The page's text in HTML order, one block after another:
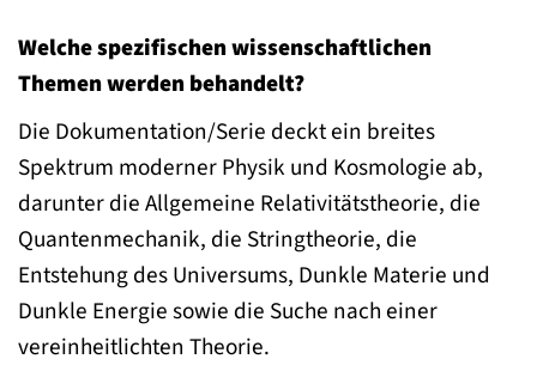
Welche spezifischen wissenschaftlichen
Themen werden behandelt?
Die Dokumentation/Serie deckt ein breites
Spektrum moderner Physik und Kosmologie ab,
darunter die Allgemeine Relativitätstheorie, die
Quantenmechanik, die Stringtheorie, die
Entstehung des Universums, Dunkle Materie und
Dunkle Energie sowie die Suche nach einer
vereinheitlichten Theorie.